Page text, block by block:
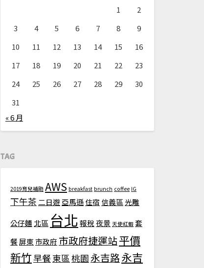
1
2
3
4 5 6 7 8
9
10
11 12 13 14 15
16
17
18 19 20 21 22
23
24
25 26 27 28 29
30
31
« 6 月
TAG
2019育兒補助 AWS breakfast brunch coffee IG
下午茶 二日遊亞馬遜住宿 信義區 光雕
公仔麵 北區 台北報稅夜景 天使紅蝦 套
餐屏東市政府 市政府捷運站平價
新竹早餐東區桃園永吉路永吉